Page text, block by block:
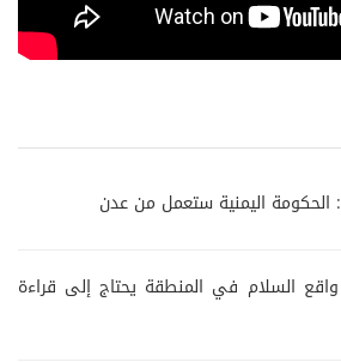
الحكومة اليمنية ستعمل من عدن
واقع السلام في المنطقة يحتاج إلى قراءة